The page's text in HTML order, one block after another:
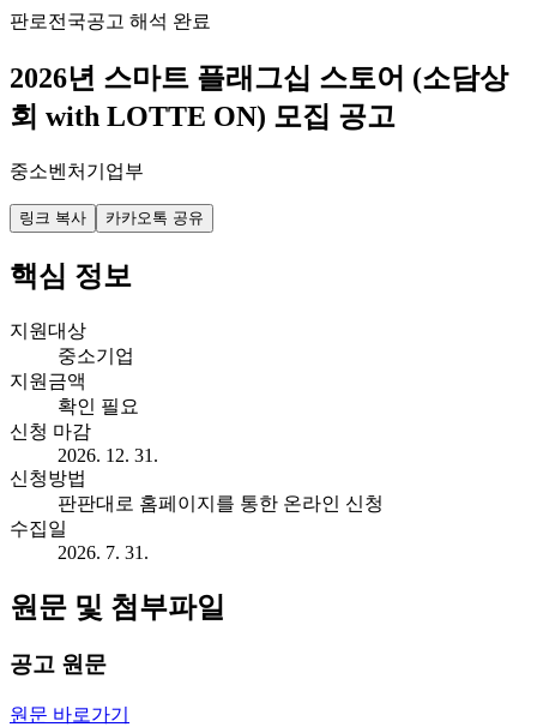
판로전국공고 해석 완료
2026년 스마트 플래그십 스토어 (소담상
회 with LOTTE ON) 모집 공고
중소벤처기업부
링크 복사 카카오톡 공유
핵심 정보
지원대상
중소기업
지원금액
확인 필요
신청 마감
2026. 12. 31.
신청방법
판판대로 홈페이지를 통한 온라인 신청
수집일
2026. 7. 31.
원문 및 첨부파일
공고 원문
원문 바로가기